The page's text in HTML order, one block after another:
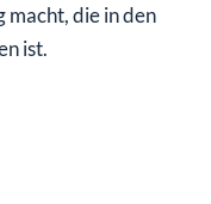
macht, die in den
ist.